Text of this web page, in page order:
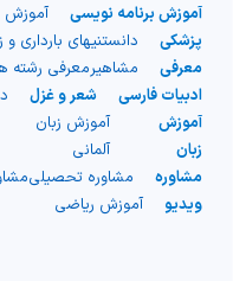
آموزش برنامه نویسی
آموزش
پزشکی
دانستنیهای بارداری و
معرفی
مشاهیرمعرفی رشته
ادبیات فارسی
شعر و غزل
آموزش
زبان
آموزش زبان
آلمانی
مشاوره
مشاوره تحصیلی
ویدیو
آموزش ریاضی